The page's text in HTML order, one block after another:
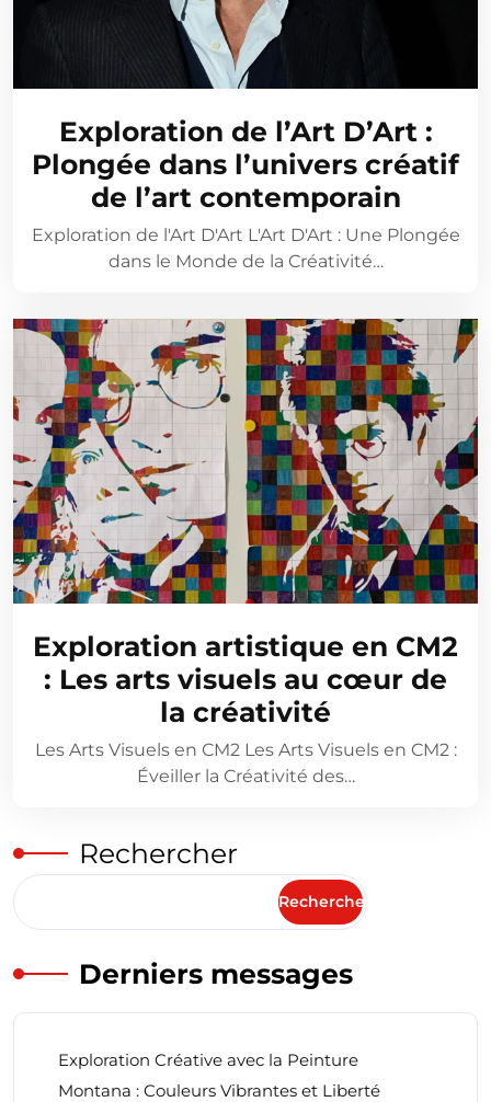
Exploration de l’Art D’Art :
Plongée dans l’univers créatif
de l’art contemporain
Exploration de l'Art D'Art L'Art D'Art : Une Plongée
dans le Monde de la Créativité…
Exploration artistique en CM2
: Les arts visuels au cœur de
la créativité
Les Arts Visuels en CM2 Les Arts Visuels en CM2 :
Éveiller la Créativité des…
Rechercher
Rechercher
Derniers messages
Exploration Créative avec la Peinture
Montana : Couleurs Vibrantes et Liberté